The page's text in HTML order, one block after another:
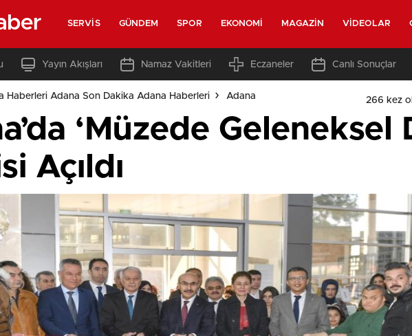
SERVIS GÜNDEM SPOR EKONOMI MAGAZIN VIDEOLAR
Yayın Akışları Namaz Vakitleri Eczaneler Canlı Sonuçlar
Haberleri Adana Son Dakika Adana Haberleri Adana 266 kez
‘Müzede Geleneksel
Açıldı